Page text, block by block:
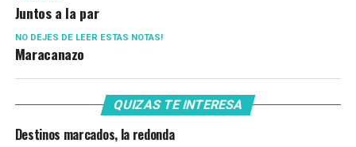
Juntos a la par
NO DEJES DE LEER ESTAS NOTAS!
Maracanazo
QUIZAS TE INTERESA
Destinos marcados, la redonda